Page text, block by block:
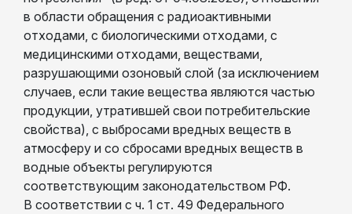
в области обращения с радиоактивными
отходами, с биологическими отходами, с
медицинскими отходами, веществами,
разрушающими озоновый слой (за исключением
случаев, если такие вещества являются частью
продукции, утратившей свои потребительские
свойства), с выбросами вредных веществ в
атмосферу и со сбросами вредных веществ в
водные объекты регулируются
соответствующим законодательством РФ.
В соответствии с ч. 1 ст. 49 Федерального